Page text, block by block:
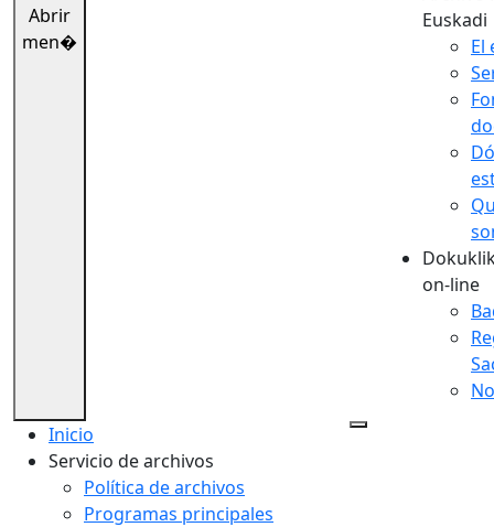
Abrir
men�
Euskadi
El
on-line
Inicio
Servicio de archivos
Política de archivos
Programas principales